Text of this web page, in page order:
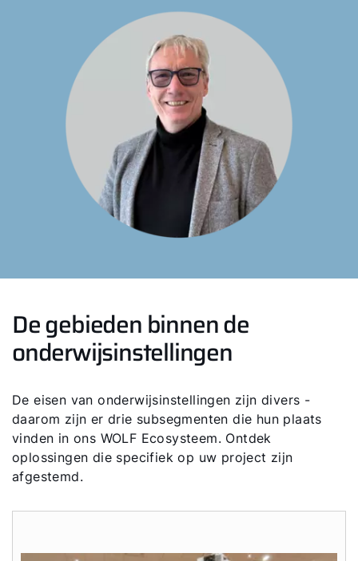
De gebieden binnen de
onderwijsinstellingen
De eisen van onderwijsinstellingen zijn divers -
daarom zijn er drie subsegmenten die hun plaats
vinden in ons WOLF Ecosysteem. Ontdek
oplossingen die specifiek op uw project zijn
afgestemd.